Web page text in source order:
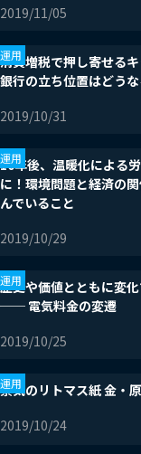
2019/11/05
消費増税で押し寄せるキ
銀行の立ち位置はどうな
2019/10/31
用
10年後、温暖化による
に！環境問題と経済の
んでいること
2019/10/29
用
歴史や価値とともに変
── 電気料金の変遷
2019/10/25
用
景気のリトマス紙 金・
2019/10/24
用